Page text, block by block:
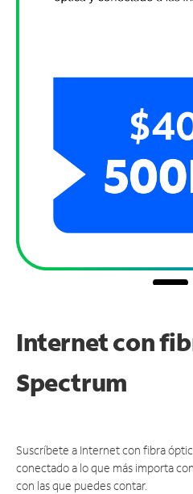
Internet con
Spectrum
Suscríbete a Internet con fibra
conectado a lo que más importa
con las que puedes contar.